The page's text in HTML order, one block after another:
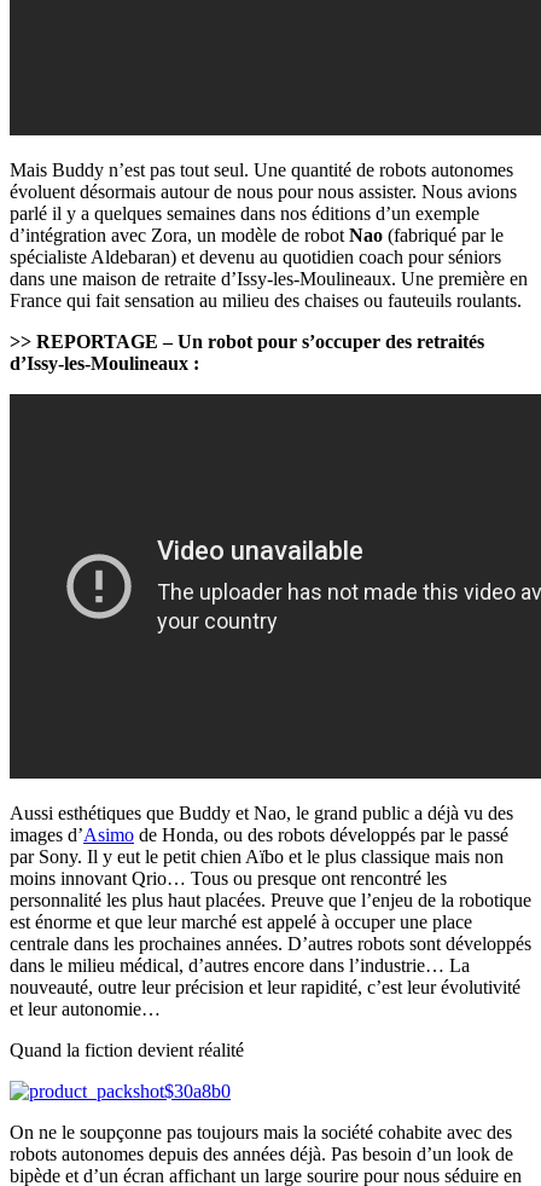
Mais Buddy n’est pas tout seul. Une quantité de robots autonomes
évoluent désormais autour de nous pour nous assister. Nous avions
parlé il y a quelques semaines dans nos éditions d’un exemple
d’intégration avec Zora, un modèle de robot Nao (fabriqué par le
spécialiste Aldebaran) et devenu au quotidien coach pour séniors
dans une maison de retraite d’Issy-les-Moulineaux. Une première en
France qui fait sensation au milieu des chaises ou fauteuils roulants.
>> REPORTAGE – Un robot pour s’occuper des retraités
d’Issy-les-Moulineaux :
Aussi esthétiques que Buddy et Nao, le grand public a déjà vu des
images d’Asimo de Honda, ou des robots développés par le passé
par Sony. Il y eut le petit chien Aïbo et le plus classique mais non
moins innovant Qrio… Tous ou presque ont rencontré les
personnalité les plus haut placées. Preuve que l’enjeu de la robotique
est énorme et que leur marché est appelé à occuper une place
centrale dans les prochaines années. D’autres robots sont développés
dans le milieu médical, d’autres encore dans l’industrie… La
nouveauté, outre leur précision et leur rapidité, c’est leur évolutivité
et leur autonomie…
Quand la fiction devient réalité
On ne le soupçonne pas toujours mais la société cohabite avec des
robots autonomes depuis des années déjà. Pas besoin d’un look de
bipède et d’un écran affichant un large sourire pour nous séduire en